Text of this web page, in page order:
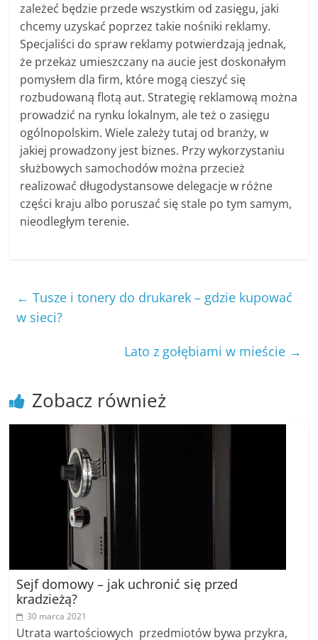
zależeć będzie przede wszystkim od zasięgu, jaki
chcemy uzyskać poprzez takie nośniki reklamy.
Specjaliści do spraw reklamy potwierdzają jednak,
że przekaz umieszczany na aucie jest doskonałym
pomysłem dla firm, które mogą cieszyć się
rozbudowaną flotą aut. Strategię reklamową można
prowadzić na rynku lokalnym, ale też o zasięgu
ogólnopolskim. Wiele zależy tutaj od branży, w
jakiej prowadzony jest biznes. Przy wykorzystaniu
służbowych samochodów można przecież
realizować długodystansowe delegacje w różne
części kraju albo poruszać się stale po tym samym,
nieodległym terenie.
← Tusze i tonery do drukarek – gdzie kupować
w sieci?
Lato z gołębiami w mieście →
Zobacz również
Sejf domowy – jak uchronić się przed
kradzieżą?
30 marca 2021
Utrata wartościowych przedmiotów bywa przykra,